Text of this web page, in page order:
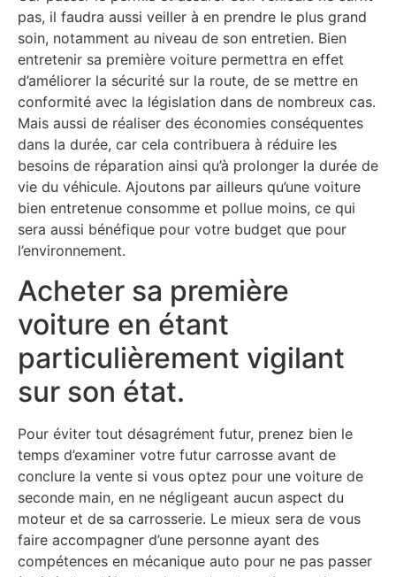
pas, il faudra aussi veiller à en prendre le plus grand
soin, notamment au niveau de son entretien. Bien
entretenir sa première voiture permettra en effet
d’améliorer la sécurité sur la route, de se mettre en
conformité avec la législation dans de nombreux cas.
Mais aussi de réaliser des économies conséquentes
dans la durée, car cela contribuera à réduire les
besoins de réparation ainsi qu’à prolonger la durée de
vie du véhicule. Ajoutons par ailleurs qu’une voiture
bien entretenue consomme et pollue moins, ce qui
sera aussi bénéfique pour votre budget que pour
l’environnement.
Acheter sa première
voiture en étant
particulièrement vigilant
sur son état.
Pour éviter tout désagrément futur, prenez bien le
temps d’examiner votre futur carrosse avant de
conclure la vente si vous optez pour une voiture de
seconde main, en ne négligeant aucun aspect du
moteur et de sa carrosserie. Le mieux sera de vous
faire accompagner d’une personne ayant des
compétences en mécanique auto pour ne pas passer